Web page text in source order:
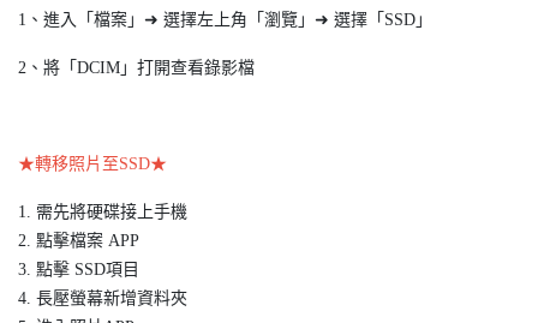
1、進入「檔案」➜ 選擇左上角「瀏覽」➜ 選擇「SSD」
2、將「DCIM」打開查看錄影檔
★轉移照片至SSD★
1. 需先將硬碟接上手機
2. 點擊檔案 APP
3. 點擊 SSD項目
4. 長壓螢幕新增資料夾